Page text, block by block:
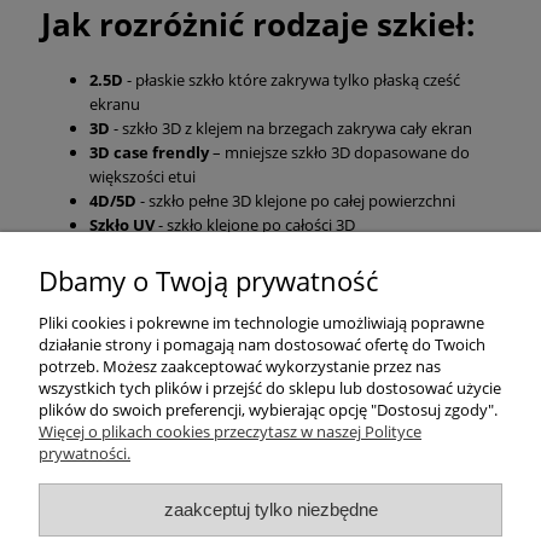
Jak rozróżnić rodzaje szkieł:
2.5D - płaskie szkło które zakrywa tylko płaską cześć
ekranu
3D - szkło 3D z klejem na brzegach zakrywa cały ekran
3D case frendly– mniejsze szkło 3D dopasowane do
większości etui
4D/5D - szkło pełne 3D klejone po całej powierzchni
Szkło UV- szkło klejone po całości 3D
Pomoc
Moje konto
Płatności i dostawa
O nas
Dbamy o Twoją prywatność
Pliki cookies i pokrewne im technologie umożliwiają poprawne
działanie strony i pomagają nam dostosować ofertę do Twoich
potrzeb. Możesz zaakceptować wykorzystanie przez nas
wszystkich tych plików i przejść do sklepu lub dostosować użycie
plików do swoich preferencji, wybierając opcję "Dostosuj zgody".
Więcej o plikach cookies przeczytasz w naszej Polityce
prywatności.
zaakceptuj tylko niezbędne